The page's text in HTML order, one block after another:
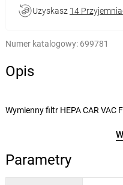
Uzyskasz 14
Numer katalogowy: 699781
Opis
Wymienny filtr HEPA CAR VAC
Zastosowanie: do odkurzacza
Parametry